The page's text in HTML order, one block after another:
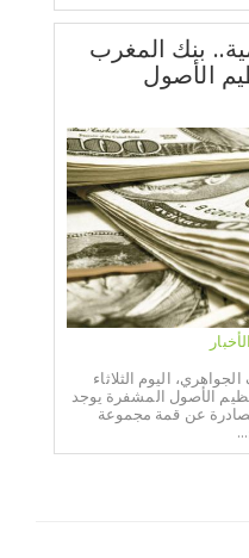
بنك المغرب
الأصول
الأخبار
اليوم الثلاثاء
الأصول المشفرة يوجد
عن قمة مجموعة